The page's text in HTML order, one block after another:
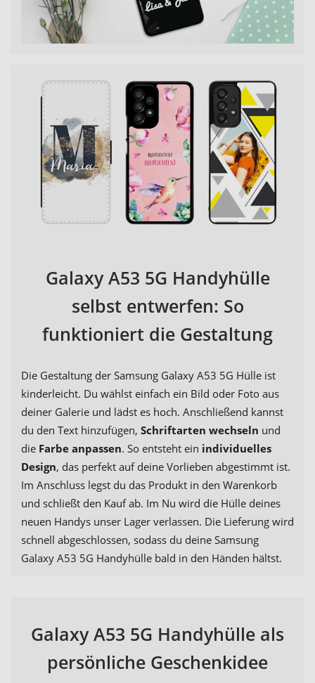
Galaxy A53 5G Handyhülle
selbst entwerfen: So
funktioniert die Gestaltung
Die Gestaltung der Samsung Galaxy A53 5G Hülle ist
kinderleicht. Du wählst einfach ein Bild oder Foto aus
deiner Galerie und lädst es hoch. Anschließend kannst
du den Text hinzufügen, Schriftarten wechseln und
die Farbe anpassen. So entsteht ein individuelles
Design, das perfekt auf deine Vorlieben abgestimmt ist.
Im Anschluss legst du das Produkt in den Warenkorb
und schließt den Kauf ab. Im Nu wird die Hülle deines
neuen Handys unser Lager verlassen. Die Lieferung wird
schnell abgeschlossen, sodass du deine Samsung
Galaxy A53 5G Handyhülle bald in den Händen hältst.
Galaxy A53 5G Handyhülle als
persönliche Geschenkidee